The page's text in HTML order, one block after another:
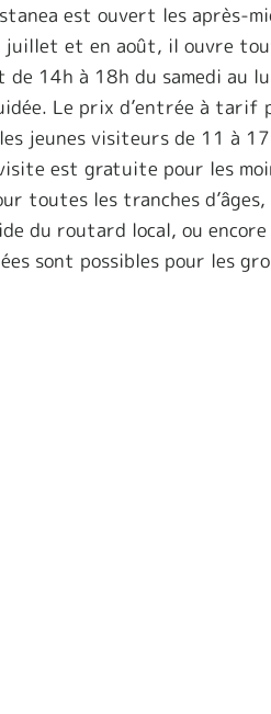
est ouvert les après-
juillet et en août, il ouvre
de 14h à 18h du samedi au
Le prix d’entrée à
jeunes visiteurs de 11 à
est gratuite pour les
toutes les tranches
du routard local, ou
sont possibles pour les